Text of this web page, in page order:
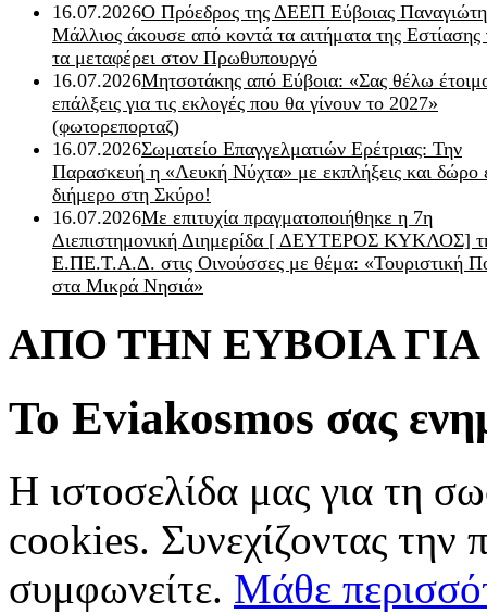
16.07.2026Ο Πρόεδρος της ΔΕΕΠ Εύβοιας
Μάλλιος άκουσε από κοντά τα αιτήματα της Εστίασης
τα μεταφέρει στον Πρωθυπουργό
16.07.2026Μητσοτάκης από Εύβοια: «Σας θέλω
επάλξεις για τις εκλογές που θα γίνουν το 2027»
(φωτορεπορταζ)
16.07.2026Σωματείο Επαγγελματιών Ερέτριας: Την
Παρασκευή η «Λευκή Νύχτα» με εκπλήξεις και δώρο
διήμερο στη Σκύρο!
16.07.2026Με επιτυχία πραγματοποιήθηκε η 7η
Διεπιστημονική Διημερίδα [ ΔEYΤΕΡΟΣ ΚΥΚΛΟΣ]
Ε.ΠΕ.Τ.Α.Δ. στις Οινούσσες με θέμα: «Τουριστική
στα Μικρά Νησιά»
ΑΠΟ ΤΗΝ ΕΥΒΟΙΑ
Το Eviakosmos σας
Η ιστοσελίδα μας για τη
cookies. Συνεχίζοντας την
συμφωνείτε. Μάθε